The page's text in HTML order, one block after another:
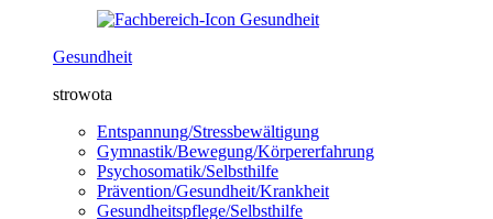
Gesundheit
strowota
Entspannung/Stressbewältigung
Gymnastik/Bewegung/Körpererfahrung
Psychosomatik/Selbsthilfe
Prävention/Gesundheit/Krankheit
Gesundheitspflege/Selbsthilfe